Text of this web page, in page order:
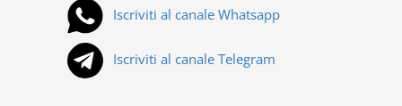
Iscriviti al canale Whatsapp
Iscriviti al canale Telegram